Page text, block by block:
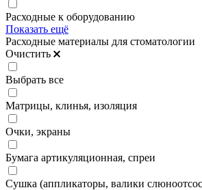
Расходные к оборудованию
Показать ещё
Расходные материалы для стоматологии
Очистить
Выбрать все
Матрицы, клинья, изоляция
Очки, экраны
Бумага артикуляционная, спреи
Сушка (аппликаторы, валики